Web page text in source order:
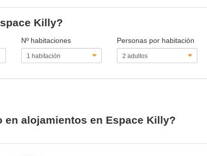
Killy?
Nº habitaciones
Personas por habitación
alojamientos en Espace Killy?